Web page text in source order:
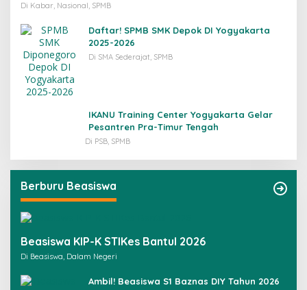
Di Kabar, Nasional, SPMB
Daftar! SPMB SMK Depok DI Yogyakarta
2025-2026
Di SMA Sederajat, SPMB
IKANU Training Center Yogyakarta Gelar
Pesantren Pra-Timur Tengah
Di PSB, SPMB
Berburu Beasiswa
Beasiswa KIP-K STIKes Bantul 2026
Di Beasiswa, Dalam Negeri
Ambil! Beasiswa S1 Baznas DIY Tahun 2026